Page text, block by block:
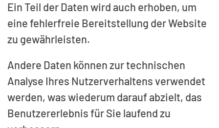
Ein Teil der Daten wird auch erhoben, um
eine fehlerfreie Bereitstellung der Website
zu gewährleisten.
Andere Daten können zur technischen
Analyse Ihres Nutzerverhaltens verwendet
werden, was wiederum darauf abzielt, das
Benutzererlebnis für Sie laufend zu